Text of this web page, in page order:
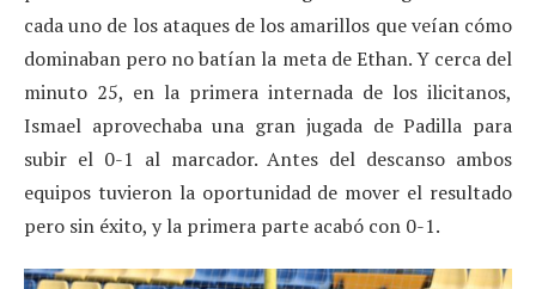
cada uno de los ataques de los amarillos que veían cómo
dominaban pero no batían la meta de Ethan. Y cerca del
minuto 25, en la primera internada de los ilicitanos,
Ismael aprovechaba una gran jugada de Padilla para
subir el 0-1 al marcador. Antes del descanso ambos
equipos tuvieron la oportunidad de mover el resultado
pero sin éxito, y la primera parte acabó con 0-1.